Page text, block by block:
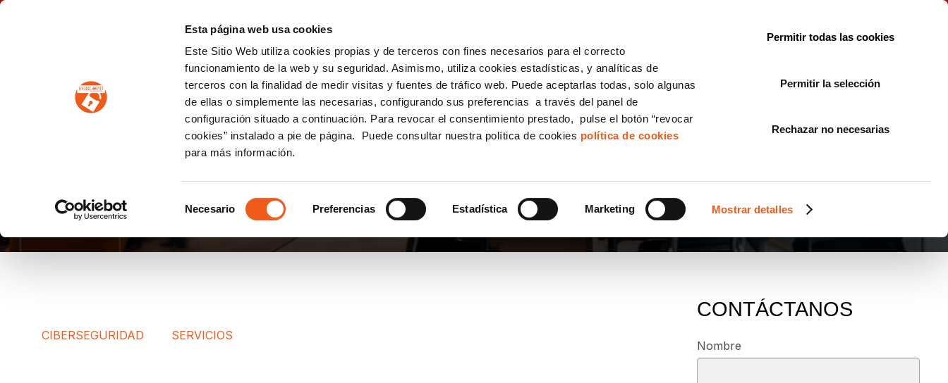
Esta página web usa cookies
Este Sitio Web utiliza cookies propias y de terceros con fines necesarios para el correcto
funcionamiento de la web y su seguridad. Asimismo, utiliza cookies estadísticas, y analíticas de
terceros con la finalidad de medir visitas y fuentes de tráfico web. Puede aceptarlas todas, solo algunas
de ellas o simplemente las necesarias, configurando sus preferencias a través del panel de
configuración situado a continuación. Para revocar el consentimiento prestado, pulse el botón “revocar
cookies” instalado a pie de página. Puede consultar nuestra política de cookies política de cookies
para más información.
de
Necesario Preferencias Estadística Marketing Mostrar detalles
Permitir todas las cookies
Permitir la selección
Rechazar no necesarias
PROTECCION DE DATOS IGUALDAD CONSULTORÍA ECOMMERCE LSSI CANAL DENUNCIAS
CERTIFICACIÓN ISO 14001
CIBERSEGURIDAD SERVICIOS
CONTÁCTANOS
Nombre